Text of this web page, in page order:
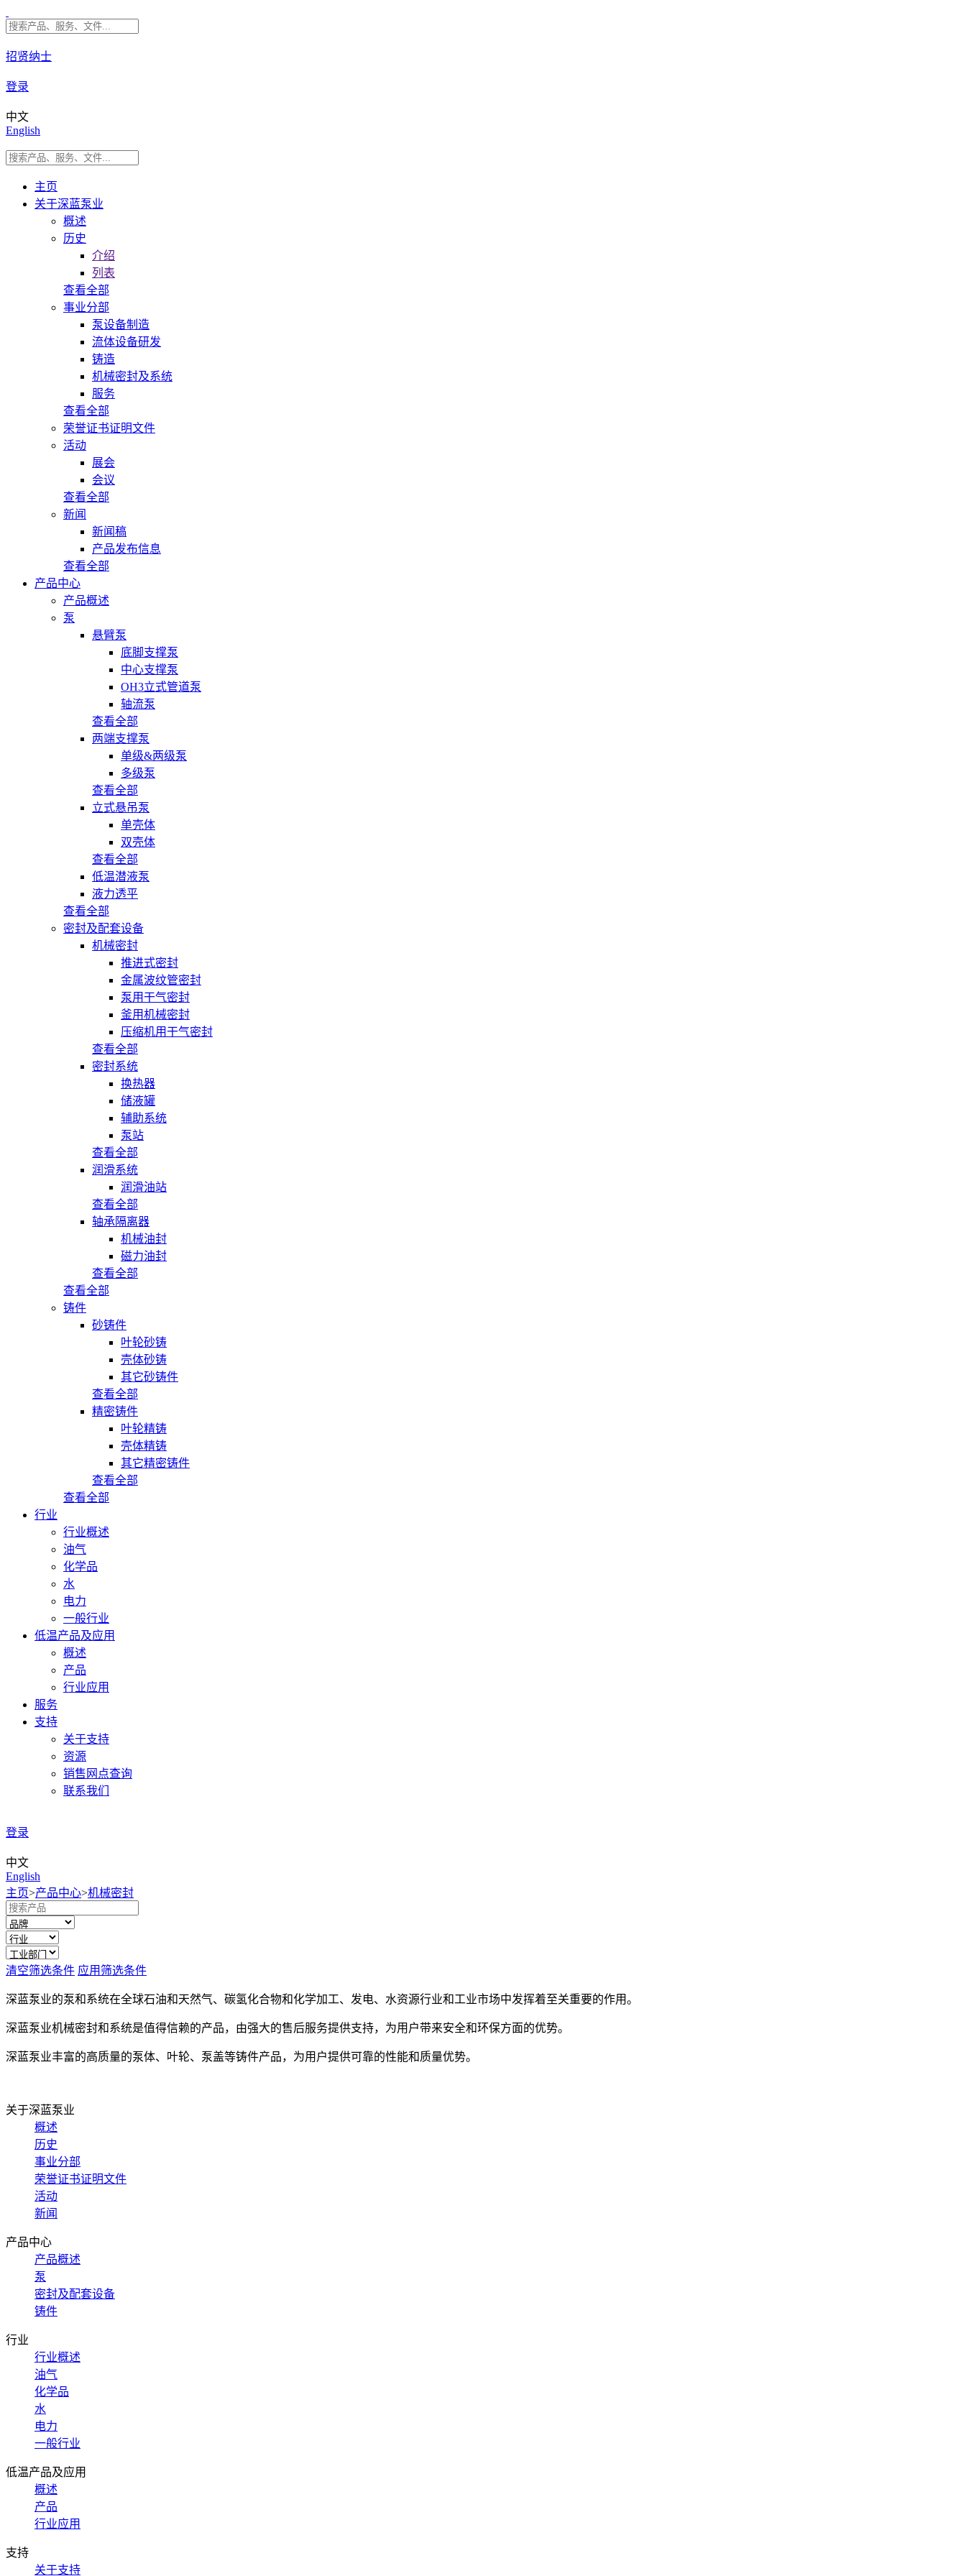
招贤纳士
登录
中文
English
主页
关于深蓝泵业
概述
历史
介绍
列表
查看全部
事业分部
泵设备制造
流体设备研发
铸造
机械密封及系统
服务
查看全部
荣誉证书证明文件
活动
展会
会议
查看全部
新闻
新闻稿
产品发布信息
查看全部
产品中心
产品概述
泵
悬臂泵
底脚支撑泵
中心支撑泵
OH3立式管道泵
轴流泵
查看全部
两端支撑泵
单级&两级泵
多级泵
查看全部
立式悬吊泵
单壳体
双壳体
查看全部
低温潜液泵
液力透平
查看全部
密封及配套设备
机械密封
推进式密封
金属波纹管密封
泵用干气密封
釜用机械密封
压缩机用干气密封
查看全部
密封系统
换热器
储液罐
辅助系统
泵站
查看全部
润滑系统
润滑油站
查看全部
轴承隔离器
机械油封
磁力油封
查看全部
查看全部
铸件
砂铸件
叶轮砂铸
壳体砂铸
其它砂铸件
查看全部
精密铸件
叶轮精铸
壳体精铸
其它精密铸件
查看全部
查看全部
行业
行业概述
油气
化学品
水
电力
一般行业
低温产品及应用
概述
产品
行业应用
服务
支持
关于支持
资源
销售网点查询
联系我们
登录
中文
English
主页>产品中心>机械密封
清空筛选条件 应用筛选条件
深蓝泵业的泵和系统在全球石油和天然气、碳氢化合物和化学加工、发电、水资源行业和工业市场中发挥着至关重要的作用。
深蓝泵业机械密封和系统是值得信赖的产品，由强大的售后服务提供支持，为用户带来安全和环保方面的优势。
深蓝泵业丰富的高质量的泵体、叶轮、泵盖等铸件产品，为用户提供可靠的性能和质量优势。
关于深蓝泵业
概述
历史
事业分部
荣誉证书证明文件
活动
新闻
产品中心
产品概述
泵
密封及配套设备
铸件
行业
行业概述
油气
化学品
水
电力
一般行业
低温产品及应用
概述
产品
行业应用
支持
关于支持